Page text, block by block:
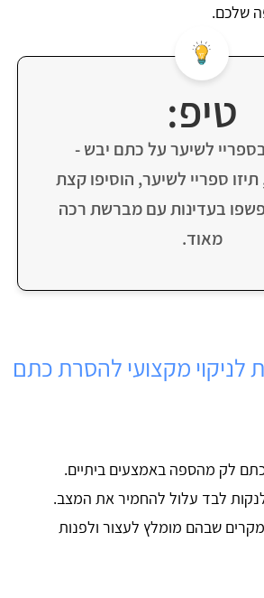
שלכם.
טיפ:
לשיער על כתם יבש -
ספריי לשיער, הוסיפו קצת
בעדינות עם מברשת רכה
מאוד.
לניקוי מקצועי להסרת כתם
לק מהספה באמצעים ביתיים.
לנקות לבד עלול להחמיר את המצב.
שבהם מומלץ לעצור ולפנות